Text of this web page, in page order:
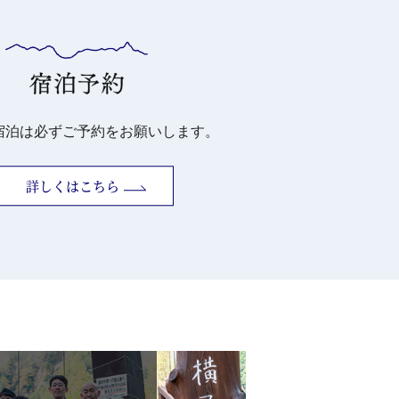
は必ずご予約をお願いします。
詳しくはこちら